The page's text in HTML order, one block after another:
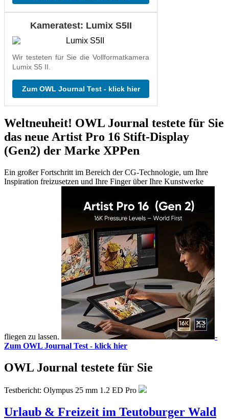
Kameratest: Lumix S5II
Wir testeten für Sie die Vollformatkamera
Lumix S5 II.
Zum OWL Journal Test - klick hier
Weltneuheit! OWL Journal testete für Sie
das neue Artist Pro 16 Stift-Display
(Gen2) der Marke XPPen
Ein großer Fortschritt im Bereich der CG-Technologie, um Ihre
Inspiration freizusetzen und Ihre Finger über Ihre Kunstwerke
fliegen zu lassen.
-
Zum OWL Journal Test - klick hier
OWL Journal testete für Sie
Testbericht: Olympus 25 mm 1.2 ED Pro
Urlaub & Freizeit im Teutoburger Wald